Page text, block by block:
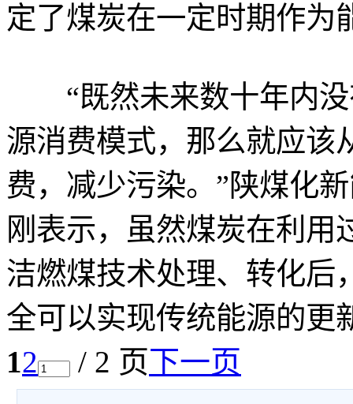
定了煤炭在一定时期作为
“既然未来数十年内没
源消费模式，那么就应该
费，减少污染。”陕煤化
刚表示，虽然煤炭在利用
洁燃煤技术处理、转化后
全可以实现传统能源的更
12 / 2 页下一页